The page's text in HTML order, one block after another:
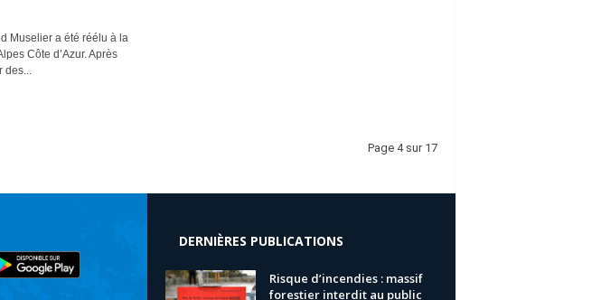
Muselier a été réélu à la
Côte d’Azur. Après
des...
Page 4 sur 17
DERNIÈRES PUBLICATIONS
Risque d’incendies : massif
forestier interdit au public